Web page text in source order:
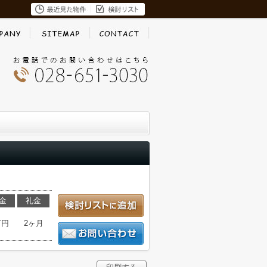
礼金
2ヶ月